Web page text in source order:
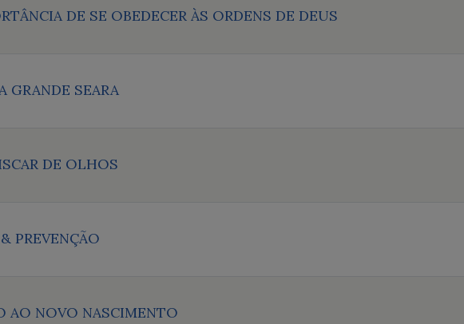
DE SE OBEDECER ÀS ORDENS DE DEUS
GRANDE SEARA
DE OLHOS
PREVENÇÃO
AO NOVO NASCIMENTO